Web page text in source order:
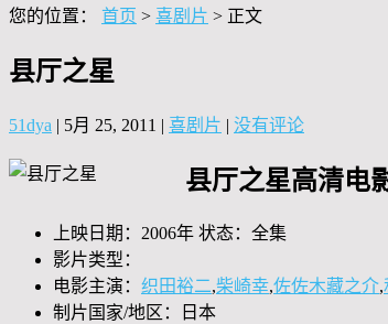
您的位置： 首页 > 喜剧片 > 正文
县厅之星
51dya | 5月 25, 2011 | 喜剧片 | 没有评论
县厅之星高清电
上映日期：2006年 状态：全集
影片类型：
电影主演： 织田裕二,柴崎幸,佐佐木藏之介,
制片国家/地区：日本